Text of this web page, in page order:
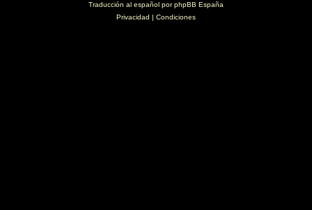
Traducción al español porphpBB España
Privacidad | Condiciones